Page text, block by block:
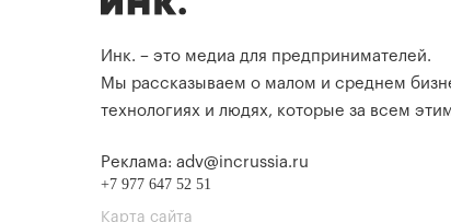
Инк. – это медиа для предпринимателей.
Мы рассказываем о малом и среднем
технологиях и людях, которые за всем
Реклама: adv@incrussia.ru
+7 977 647 52 51
Карта сайта